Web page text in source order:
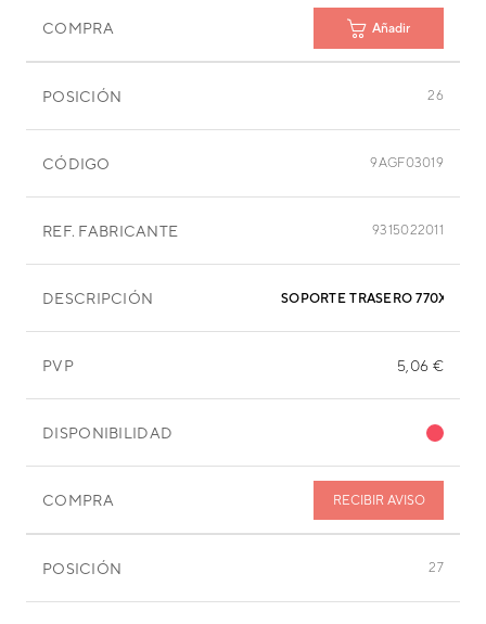
COMPRA Añadir
POSICIÓN 26
CÓDIGO 9AGF03019
REF. FABRICANTE 9315022011
DESCRIPCIÓN SOPORTE TRASERO
PVP 5,06 €
DISPONIBILIDAD
COMPRA RECIBIR AVISO
POSICIÓN 27